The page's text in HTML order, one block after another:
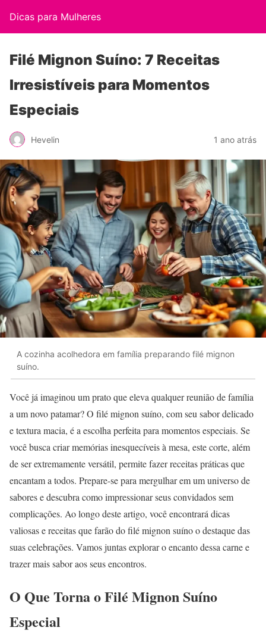
Dicas para Mulheres
Filé Mignon Suíno: 7 Receitas
Irresistíveis para Momentos
Especiais
Hevelin 1 ano atrás
A cozinha acolhedora em família preparando filé mignon
suíno.
Você já imaginou um prato que eleva qualquer reunião de família
a um novo patamar? O filé mignon suíno, com seu sabor delicado
e textura macia, é a escolha perfeita para momentos especiais. Se
você busca criar memórias inesquecíveis à mesa, este corte, além
de ser extremamente versátil, permite fazer receitas práticas que
encantam a todos. Prepare-se para mergulhar em um universo de
sabores e descubra como impressionar seus convidados sem
complicações. Ao longo deste artigo, você encontrará dicas
valiosas e receitas que farão do filé mignon suíno o destaque das
suas celebrações. Vamos juntas explorar o encanto dessa carne e
trazer mais sabor aos seus encontros.
O Que Torna o Filé Mignon Suíno
Especial